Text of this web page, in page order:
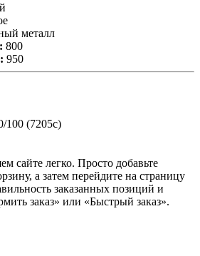
металл
800
950
100 (7205c)
сайте легко. Просто добавьте
а затем перейдите на страницу
заказанных позиций и
заказ» или «Быстрый заказ».